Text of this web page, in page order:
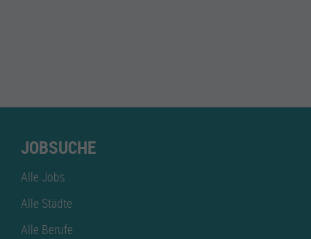
JOBSUCHE
Alle Jobs
Alle Städte
Alle Berufe